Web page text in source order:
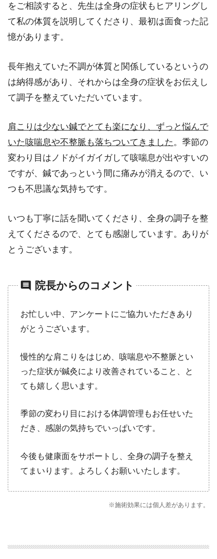
をご相談すると、先生は全身の症状もヒアリングし
て私の体質を説明してくださり、最初は面食った記
憶があります。
長年抱えていた不調が体質と関係しているというの
は納得感があり、それからは全身の症状をお伝えし
て調子を整えていただいています。
肩こりは少ない鍼でとても楽になり、ずっと悩んで
いた咳喘息や不整脈も落ちついてきました。季節の
変わり目はノドがイガイガして咳喘息が出やすいの
ですが、鍼であっという間に痛みが消えるので、い
つも不思議な気持ちです。
いつも丁寧に話を聞いてくださり、全身の調子を整
えてくださるので、とても感謝しています。ありが
とうございます。
comment 院長からのコメント
お忙しい中、アンケートにご協力いただきあり
がとうございます。
慢性的な肩こりをはじめ、咳喘息や不整脈とい
った症状が鍼灸により改善されていること、と
ても嬉しく思います。
季節の変わり目における体調管理もお任せいた
だき、感謝の気持ちでいっぱいです。
今後も健康面をサポートし、全身の調子を整え
てまいります。よろしくお願いいたします。
※施術効果には個人差があります。